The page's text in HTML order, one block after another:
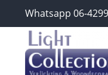
Whatsapp 06-